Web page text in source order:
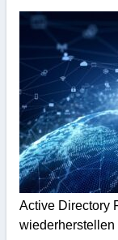
Active Directory
wiederherstellen